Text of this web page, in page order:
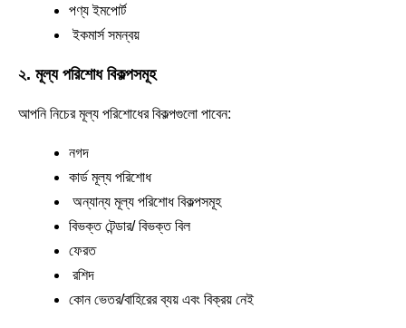
পণ্য ইমপোর্ট
ইকমার্স সমন্বয়
২. মূল্য পরিশোধ বিকল্পসমূহ
আপনি নিচের মূল্য পরিশোধের বিকল্পগুলো পাবেন:
নগদ
কার্ড মূল্য পরিশোধ
অন্যান্য মূল্য পরিশোধ বিকল্পসমূহ
বিভক্ত টেন্ডার/ বিভক্ত বিল
ফেরত
রশিদ
কোন ভেতর/বাহিরের ব্যয় এবং বিক্রয় নেই